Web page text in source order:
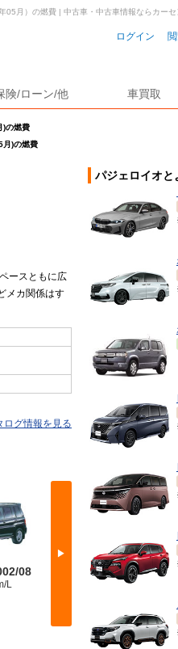
ログイン
険/ローン/他 車買取
)の燃費
月)の燃費
05月）の燃費 | 中古車・中古車情報ならカーセ
ースともに広
メカ関係はす
グ情報を見る
▶
08
L
1998/06～1999/07
JC08 - km/L
パジェロイオと